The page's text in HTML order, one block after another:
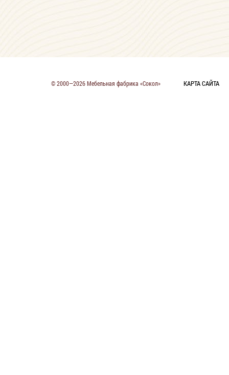
© 2000—2026 Мебельная фабрика «Сокол» КАРТА САЙТА